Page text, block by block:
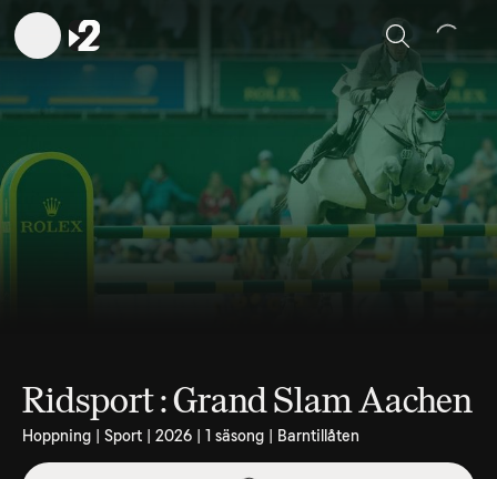
Sök
Ridsport : Grand Slam Aachen
Hoppning | Sport | 2026 | 1 säsong | Barntillåten